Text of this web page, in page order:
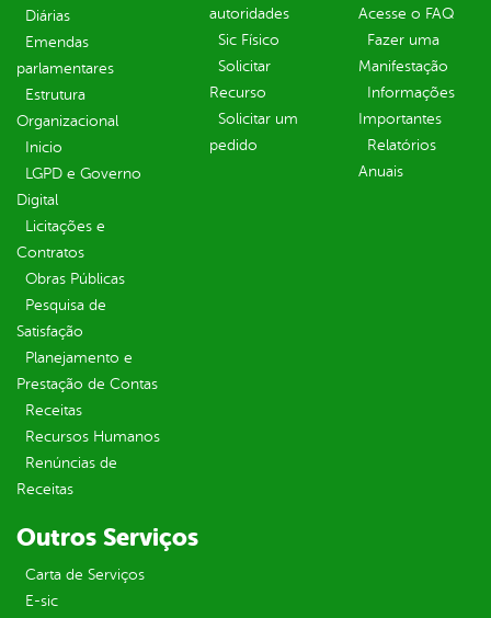
Diárias
Emendas
parlamentares
Estrutura
Organizacional
Inicio
LGPD e Governo
Digital
Licitações e
Contratos
Obras Públicas
Pesquisa de
Satisfação
Planejamento e
Prestação de Contas
Receitas
Recursos Humanos
Renúncias de
Receitas
autoridades
Sic Físico
Solicitar
Recurso
Solicitar um
pedido
Acesse o FAQ
Fazer uma
Manifestação
Informações
Importantes
Relatórios
Anuais
Outros Serviços
Carta de Serviços
E-sic